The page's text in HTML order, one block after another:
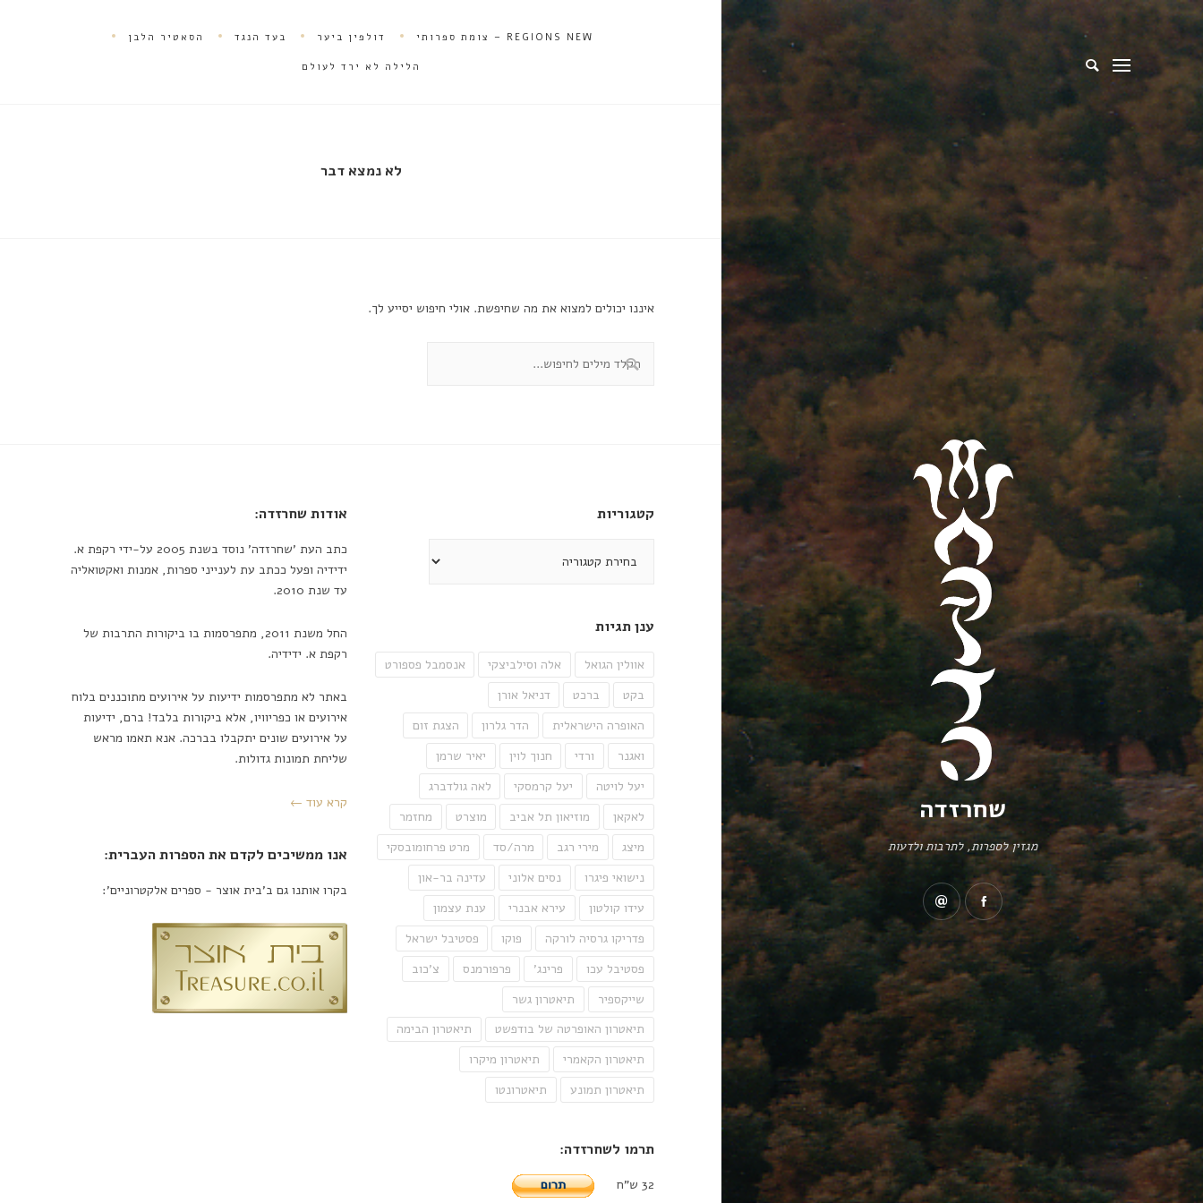
שחרזדה
מגזין לספרות, לתרבות ולדעות
REGIONS NEW – צומת ספרותי דולפין ביער בעד הנגד הסאטיר הלבן
הלילה לא ירד לעולם
לא נמצא דבר
איננו יכולים למצוא את מה שחיפשת. אולי חיפוש יסייע לך.
קטגוריות
ענן תגיות
אוולין הגואל אלה וסילביצקי
אנסמבל פספורט
בקט
ברכט
דניאל אורן
האופרה הישראלית
הדר גלרון
הצגת זום
ואגנר
ורדי חנוך לוין
יאיר שרמן
יעל לויטה
יעל קרמסקי
לאה גולדברג
לאקאן
מוזיאון תל אביב מוצרט
מחזמר
מיצג
מירי רגב מרה/סד
מרט פרחומובסקי
נישואי פיגרו
נסים אלוני
עדינה בר-און
עידו קולטון
עירא אבנרי
ענת עצמון
פדריקו גרסיה לורקה
פוקו
פסטיבל ישראל
פסטיבל עכו
פרינג' פרפורמנס
צ'כוב
שייקספיר
תיאטרון גשר
תיאטרון האופרטה של בודפשט
תיאטרון הבימה
תיאטרון הקאמרי
תיאטרון מיקרו
תיאטרון תמונע
תיאטרונטו
תרמו לשחרזדה:
32 ש"ח
אודות שחרזדה:
כתב העת 'שחרזדה' נוסד בשנת 2005 על-ידי רקפת א.
ידידיה ופעל ככתב עת לענייני ספרות, אמנות ואקטואליה
עד שנת 2010.
החל משנת 2011, מתפרסמות בו ביקורות התרבות של
רקפת א. ידידיה.
באתר לא מתפרסמות ידיעות על אירועים מתוכננים בלוח
אירועים או כפריוויו, אלא ביקורות בלבד! ברם, ידיעות
על אירועים שונים יתקבלו בברכה. אנא תאמו מראש
שליחת תמונות גדולות.
קרא עוד ←
אנו ממשיכים לקדם את הספרות העברית:
בקרו אותנו גם ב'בית אוצר - ספרים אלקטרוניים':